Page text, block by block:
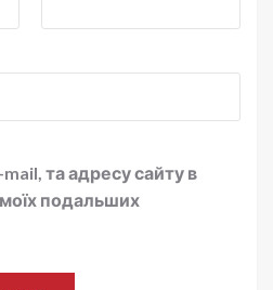
та адресу сайту в
подальших